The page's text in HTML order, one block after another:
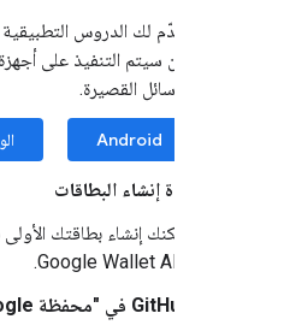
الرسائل القصيرة.
Android
أداة إنشاء البطاقات
يمكنك إنشاء بطاقتك
Google Wallet API.
GitHub في "محفظة Google"